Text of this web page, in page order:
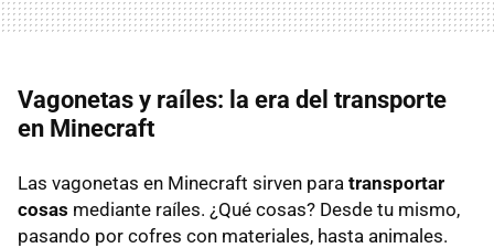
Vagonetas y raíles: la era del transporte
en Minecraft
Las vagonetas en Minecraft sirven para transportar
cosas mediante raíles. ¿Qué cosas? Desde tu mismo,
pasando por cofres con materiales, hasta animales.